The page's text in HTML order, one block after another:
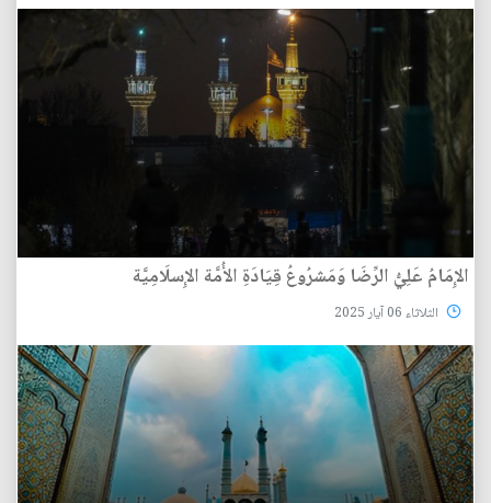
الإِمَامُ عَلِيُّ الرِّضَا وَمَشرُوعُ قِيَادَةِ الأُمَّة الإِسلَامِيَّة
الثلاثاء 06 آيار 2025